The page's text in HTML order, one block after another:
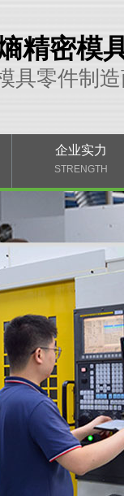
精密模
具零件制
企业实力
STRENGTH